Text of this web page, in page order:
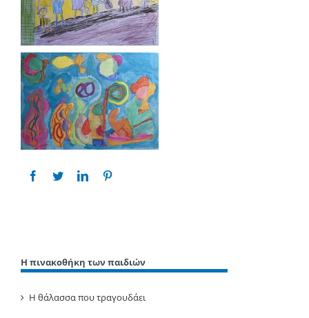
Η πινακοθήκη των παιδιών
Η θάλασσα που τραγουδάει